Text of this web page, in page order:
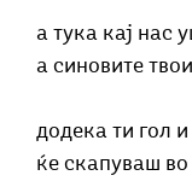
а тука кај нас
а синовите
додека ти гол
ќе скапуваш